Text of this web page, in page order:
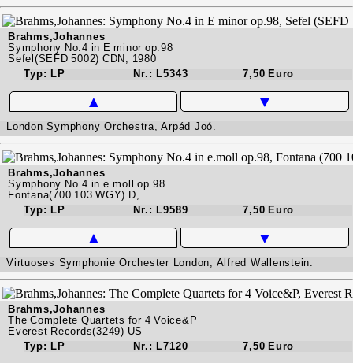
Brahms,Johannes
Symphony No.4 in E minor op.98
Sefel(SEFD 5002) CDN, 1980
Typ: LP
Nr.: L5343 7,50 Euro
▲ ▼
London Symphony Orchestra, Arpád Joó.
Brahms,Johannes
Symphony No.4 in e.moll op.98
Fontana(700 103 WGY) D,
Typ: LP
Nr.: L9589 7,50 Euro
▲ ▼
Virtuoses Symphonie Orchester London, Alfred Wallenstein.
Brahms,Johannes
The Complete Quartets for 4 Voice&P
Everest Records(3249) US
Typ: LP
Nr.: L7120 7,50 Euro